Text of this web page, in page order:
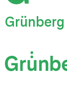
Grünberg